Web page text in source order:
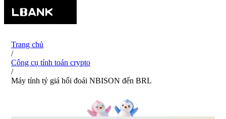
Trang chủ
/
Công cụ tính toán crypto
/
Máy tính tỷ giá hối đoái NBISON đến BRL